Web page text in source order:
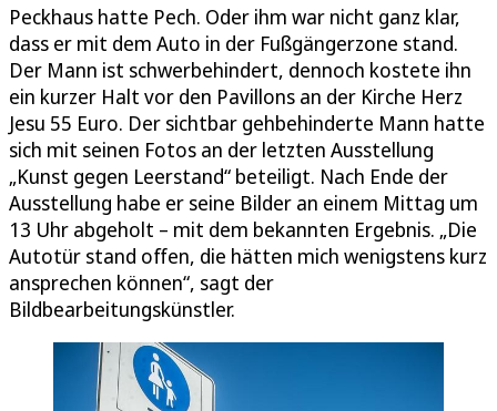
Peckhaus hatte Pech. Oder ihm war nicht ganz klar,
dass er mit dem Auto in der Fußgängerzone stand.
Der Mann ist schwerbehindert, dennoch kostete ihn
ein kurzer Halt vor den Pavillons an der Kirche Herz
Jesu 55 Euro. Der sichtbar gehbehinderte Mann hatte
sich mit seinen Fotos an der letzten Ausstellung
„Kunst gegen Leerstand“ beteiligt. Nach Ende der
Ausstellung habe er seine Bilder an einem Mittag um
13 Uhr abgeholt – mit dem bekannten Ergebnis. „Die
Autotür stand offen, die hätten mich wenigstens kurz
ansprechen können“, sagt der
Bildbearbeitungskünstler.